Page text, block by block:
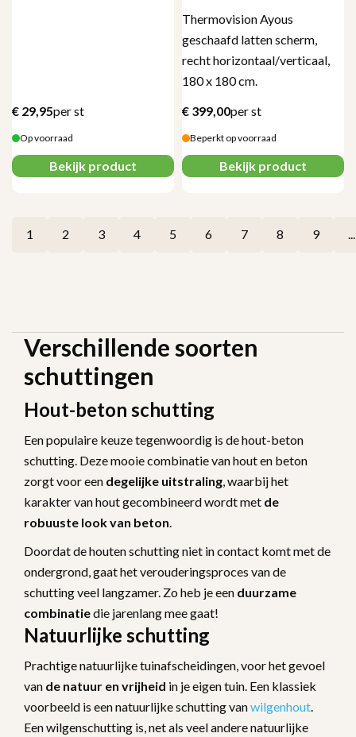
€ 29,95per st
Op voorraad
Bekijk product
Thermovision Ayous
geschaafd latten scherm,
recht horizontaal/verticaal,
180 x 180 cm.
€ 399,00per st
Beperkt op voorraad
Bekijk product
1 2 3 4 5 6 7 8 9 ...
Verschillende soorten
schuttingen
Hout-beton schutting
Een populaire keuze tegenwoordig is de hout-beton
schutting. Deze mooie combinatie van hout en beton
zorgt voor een degelijke uitstraling , waarbij het
karakter van hout gecombineerd wordt met de
robuuste look van beton
Doordat de houten schutting niet in contact komt met de
ondergrond, gaat het verouderingsproces van de
schutting veel langzamer. Zo heb je een duurzame
combinatiedie jarenlang mee gaat!
Natuurlijke schutting
Prachtige natuurlijke tuinafscheidingen, voor het gevoel
van de natuur en vrijheid in je eigen tuin. Een klassiek
voorbeeld is een natuurlijke schutting vanwilgenhout
Een wilgenschutting is, net als veel andere natuurlijke